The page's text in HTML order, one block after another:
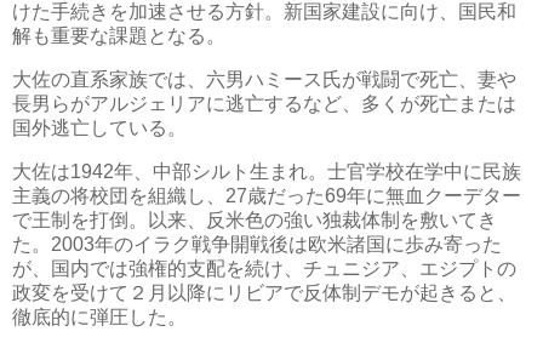
けた手続きを加速させる方針。新国家建設に向け、国民和
解も重要な課題となる。
大佐の直系家族では、六男ハミース氏が戦闘で死亡、妻や
長男らがアルジェリアに逃亡するなど、多くが死亡または
国外逃亡している。
大佐は1942年、中部シルト生まれ。士官学校在学中に民族
主義の将校団を組織し、27歳だった69年に無血クーデター
で王制を打倒。以来、反米色の強い独裁体制を敷いてき
た。2003年のイラク戦争開戦後は欧米諸国に歩み寄った
が、国内では強権的支配を続け、チュニジア、エジプトの
政変を受けて２月以降にリビアで反体制デモが起きると、
徹底的に弾圧した。